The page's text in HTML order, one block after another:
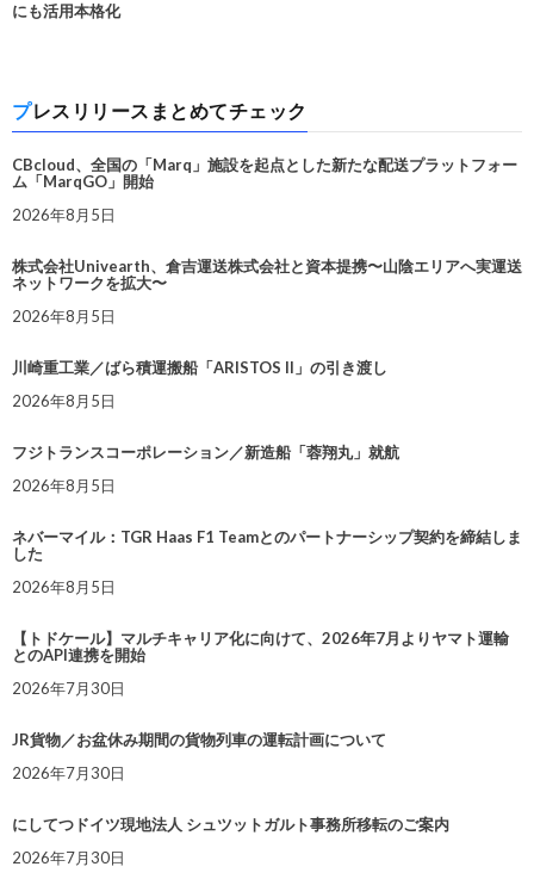
にも活用本格化
プレスリリースまとめてチェック
CBcloud、全国の「Marq」施設を起点とした新たな配送プラットフォー
ム「MarqGO」開始
2026年8月5日
株式会社Univearth、倉吉運送株式会社と資本提携〜山陰エリアへ実運送
ネットワークを拡大〜
2026年8月5日
川崎重工業／ばら積運搬船「ARISTOS II」の引き渡し
2026年8月5日
フジトランスコーポレーション／新造船「蓉翔丸」就航
2026年8月5日
ネバーマイル：TGR Haas F1 Teamとのパートナーシップ契約を締結しま
した
2026年8月5日
【トドケール】マルチキャリア化に向けて、2026年7月よりヤマト運輸
とのAPI連携を開始
2026年7月30日
JR貨物／お盆休み期間の貨物列車の運転計画について
2026年7月30日
にしてつドイツ現地法人 シュツットガルト事務所移転のご案内
2026年7月30日